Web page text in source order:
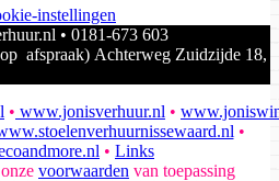
instellingen
• 0181-673 603
afspraak) Achterweg Zuidzijde 18,
• www.jonisverhuur.nl •
•
• Links
voorwaarden van toepassing